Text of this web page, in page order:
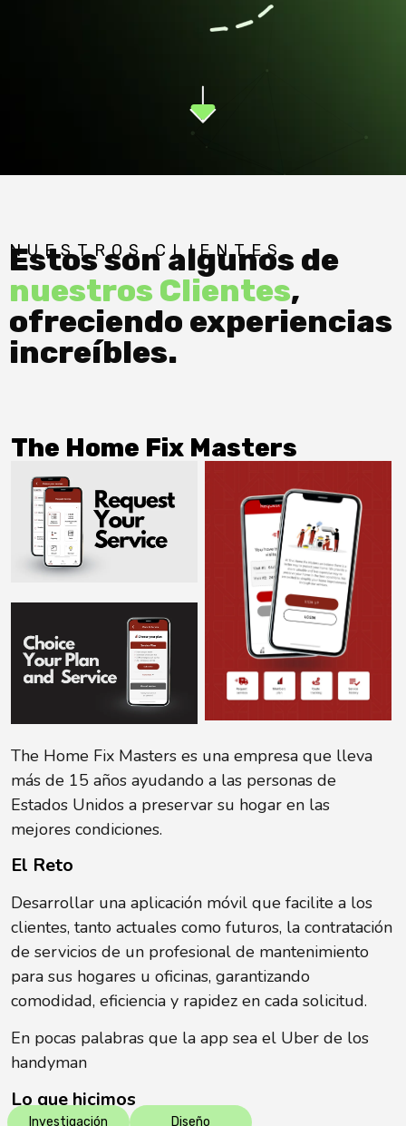
NUESTROS CLIENTES
Estos son algunos de
nuestros Clientes,
ofreciendo experiencias
increíbles.
The Home Fix Masters
The Home Fix Masters es una empresa que lleva
más de 15 años ayudando a las personas de
Estados Unidos a preservar su hogar en las
mejores condiciones.
El Reto
Desarrollar una aplicación móvil que facilite a los
clientes, tanto actuales como futuros, la contratación
de servicios de un profesional de mantenimiento
para sus hogares u oficinas, garantizando
comodidad, eficiencia y rapidez en cada solicitud.
En pocas palabras que la app sea el Uber de los
handyman
Lo que hicimos
Investigación Diseño